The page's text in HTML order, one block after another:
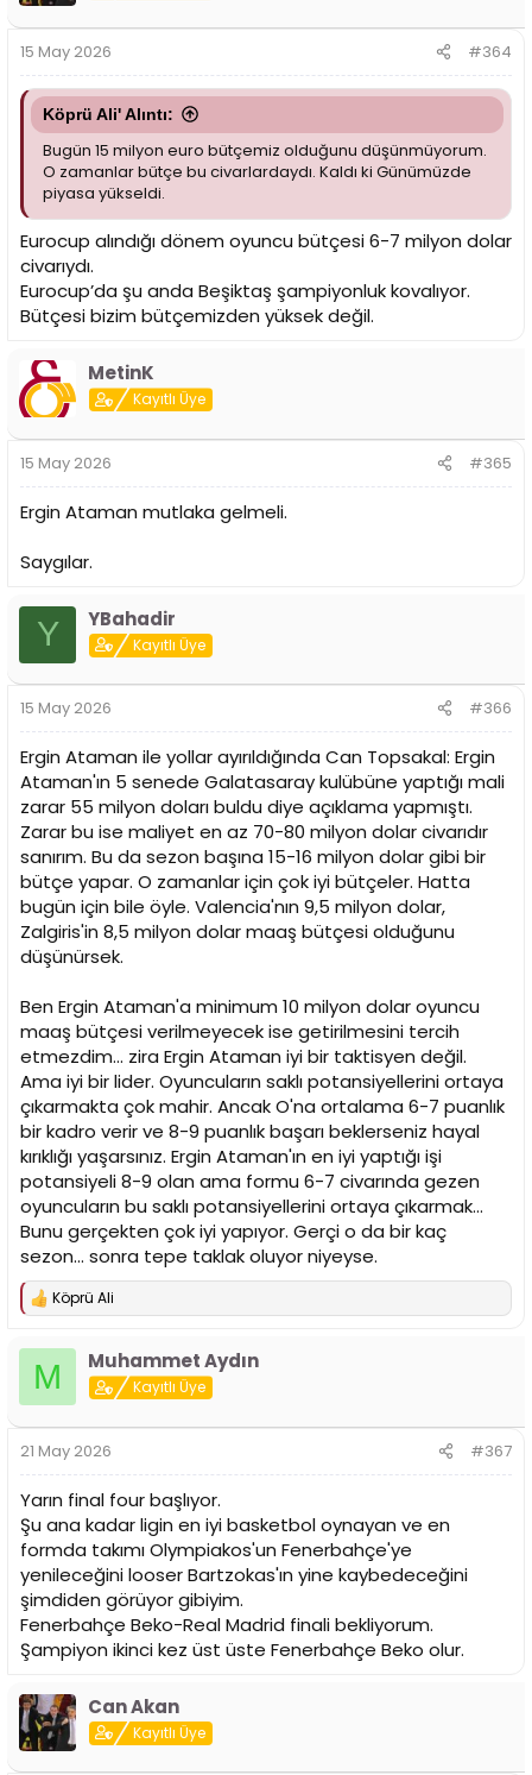
15 May 2026 #364
Köprü Ali' Alıntı:
Bugün 15 milyon euro bütçemiz olduğunu düşünmüyorum.
O zamanlar bütçe bu civarlardaydı. Kaldı ki Günümüzde
piyasa yükseldi.
Eurocup alındığı dönem oyuncu bütçesi 6-7 milyon dolar
civarıydı.
Eurocup’da şu anda Beşiktaş şampiyonluk kovalıyor.
Bütçesi bizim bütçemizden yüksek değil.
MetinK
Kayıtlı Üye
15 May 2026 #365
Ergin Ataman mutlaka gelmeli.
Saygılar.
Y YBahadir
Kayıtlı Üye
15 May 2026 #366
Ergin Ataman ile yollar ayırıldığında Can Topsakal: Ergin
Ataman'ın 5 senede Galatasaray kulübüne yaptığı mali
zarar 55 milyon doları buldu diye açıklama yapmıştı.
Zarar bu ise maliyet en az 70-80 milyon dolar civarıdır
sanırım. Bu da sezon başına 15-16 milyon dolar gibi bir
bütçe yapar. O zamanlar için çok iyi bütçeler. Hatta
bugün için bile öyle. Valencia'nın 9,5 milyon dolar,
Zalgiris'in 8,5 milyon dolar maaş bütçesi olduğunu
düşünürsek.
Ben Ergin Ataman'a minimum 10 milyon dolar oyuncu
maaş bütçesi verilmeyecek ise getirilmesini tercih
etmezdim... zira Ergin Ataman iyi bir taktisyen değil.
Ama iyi bir lider. Oyuncuların saklı potansiyellerini ortaya
çıkarmakta çok mahir. Ancak O'na ortalama 6-7 puanlık
bir kadro verir ve 8-9 puanlık başarı beklerseniz hayal
kırıklığı yaşarsınız. Ergin Ataman'ın en iyi yaptığı işi
potansiyeli 8-9 olan ama formu 6-7 civarında gezen
oyuncuların bu saklı potansiyellerini ortaya çıkarmak...
Bunu gerçekten çok iyi yapıyor. Gerçi o da bir kaç
sezon... sonra tepe taklak oluyor niyeyse.
T
p
l
:
Köprü Ali
M Muhammet Aydın
Kayıtlı Üye
21 May 2026 #367
Yarın final four başlıyor.
Şu ana kadar ligin en iyi basketbol oynayan ve en
formda takımı Olympiakos'un Fenerbahçe'ye
yenileceğini looser Bartzokas'ın yine kaybedeceğini
şimdiden görüyor gibiyim.
Fenerbahçe Beko-Real Madrid finali bekliyorum.
Şampiyon ikinci kez üst üste Fenerbahçe Beko olur.
Can Akan
Kayıtlı Üye